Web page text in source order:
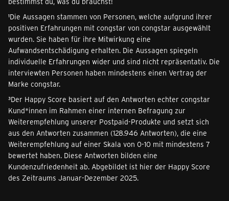
¹Die Aussagen stammen von Personen, welche aufgrund ihrer
positiven Erfahrungen mit congstar von congstar ausgewählt
wurden. Sie haben für ihre Mitwirkung eine
Aufwandsentschädigung erhalten. Die Aussagen spiegeln
individuelle Erfahrungen wider und sind nicht repräsentativ. Die
interviewten Personen haben mindestens einen Vertrag der
Marke congstar.
³Der Happy Score basiert auf den Antworten echter congstar
Kund*innen im Rahmen einer internen Befragung zur
Weiterempfehlung unserer Postpaid-Produkte und setzt sich
aus den Antworten zusammen (128.946 Antworten), die eine
Weiterempfehlung auf einer Skala von 0-10 mit mindestens 7
bewertet haben. Diese Antworten bilden eine
Kundenzufriedenheit ab. Abgebildet ist hier der Happy Score
des Zeitraums Januar-Dezember 2025.